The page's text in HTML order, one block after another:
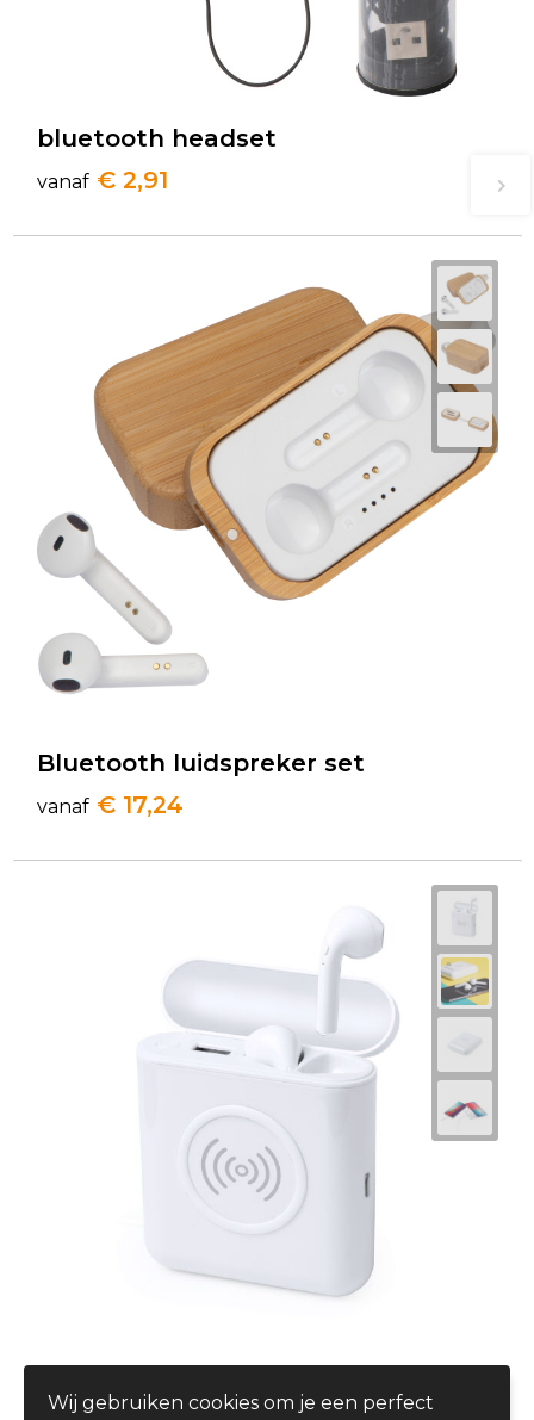
bluetooth headset
vanaf € 2,91
Bluetooth luidspreker set
vanaf € 17,24
Power Bank Oordopjes Molik
Wij gebruiken cookies om je een perfect